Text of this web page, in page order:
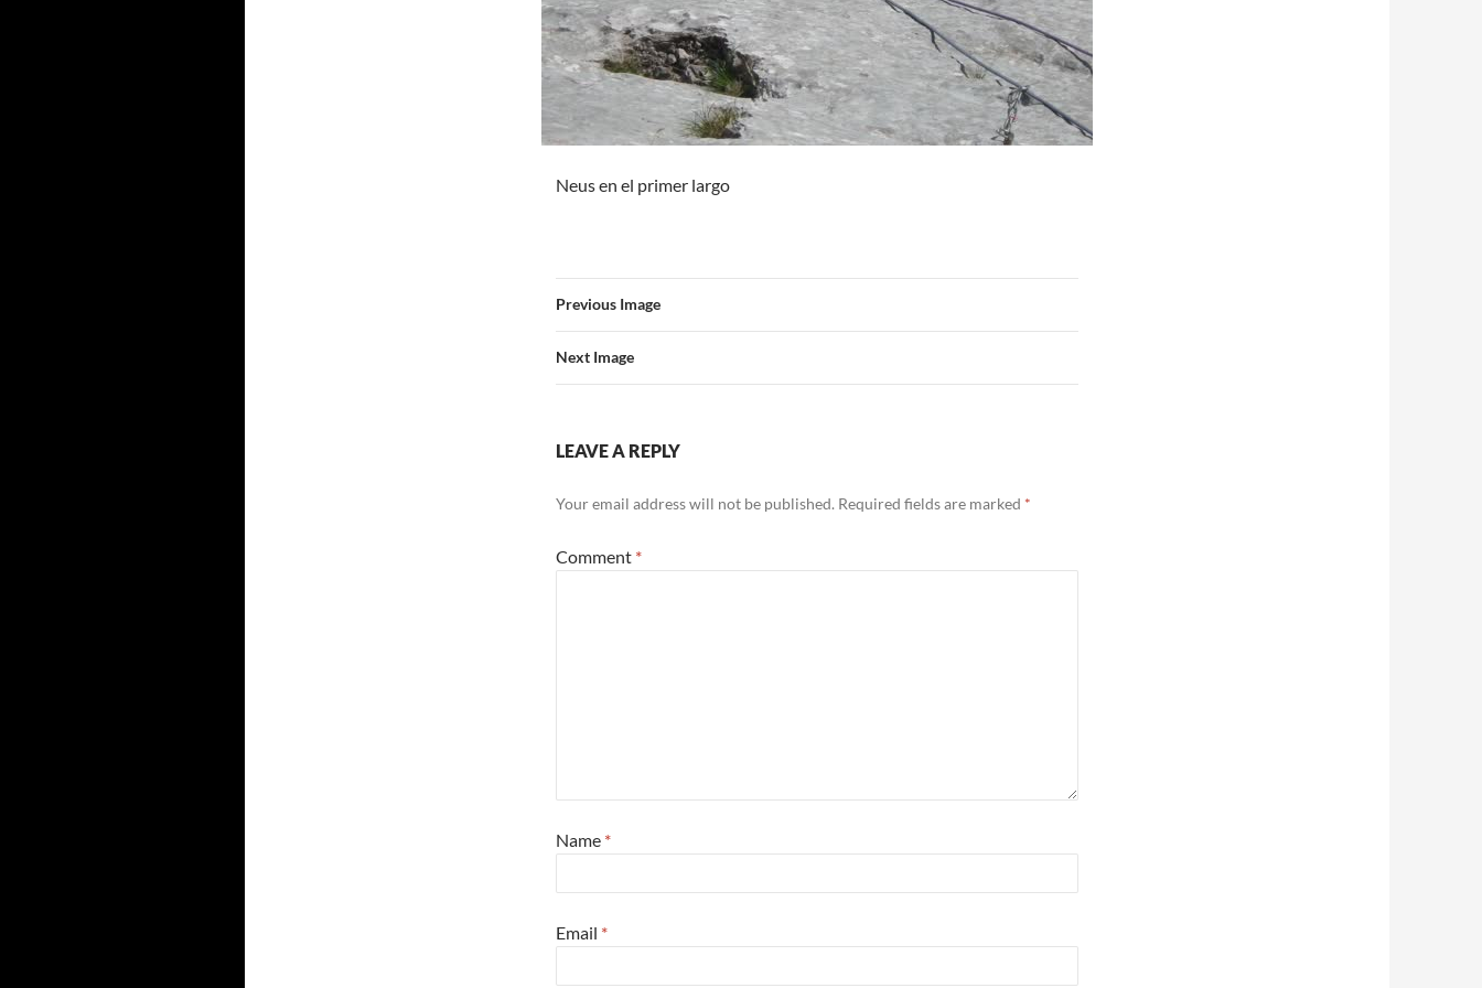
Neus en el primer largo
Previous Image
Next Image
LEAVE A REPLY
Your email address will not be published. Required fields are marked *
Comment *
Name *
Email *